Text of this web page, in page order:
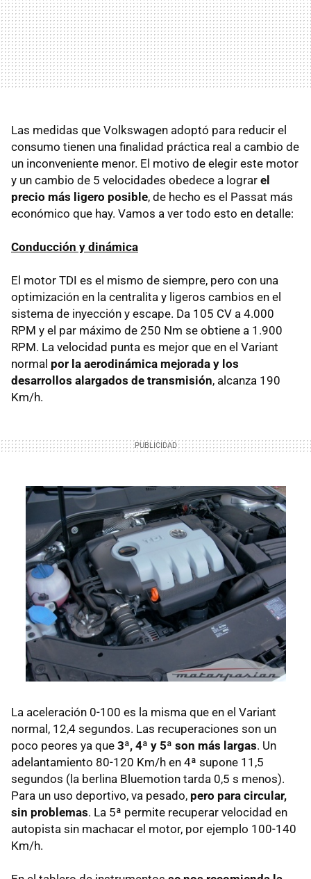
Las medidas que Volkswagen adoptó para reducir el
consumo tienen una finalidad práctica real a cambio de
un inconveniente menor. El motivo de elegir este motor
y un cambio de 5 velocidades obedece a lograr el
precio más ligero posible, de hecho es el Passat más
económico que hay. Vamos a ver todo esto en detalle:
Conducción y dinámica
El motor TDI es el mismo de siempre, pero con una
optimización en la centralita y ligeros cambios en el
sistema de inyección y escape. Da 105 CV a 4.000
RPM y el par máximo de 250 Nm se obtiene a 1.900
RPM. La velocidad punta es mejor que en el Variant
normal por la aerodinámica mejorada y los
desarrollos alargados de transmisión, alcanza 190
Km/h.
La aceleración 0-100 es la misma que en el Variant
normal, 12,4 segundos. Las recuperaciones son un
poco peores ya que 3ª, 4ª y 5ª son más largas. Un
adelantamiento 80-120 Km/h en 4ª supone 11,5
segundos (la berlina Bluemotion tarda 0,5 s menos).
Para un uso deportivo, va pesado, pero para circular,
sin problemas. La 5ª permite recuperar velocidad en
autopista sin machacar el motor, por ejemplo 100-140
Km/h.